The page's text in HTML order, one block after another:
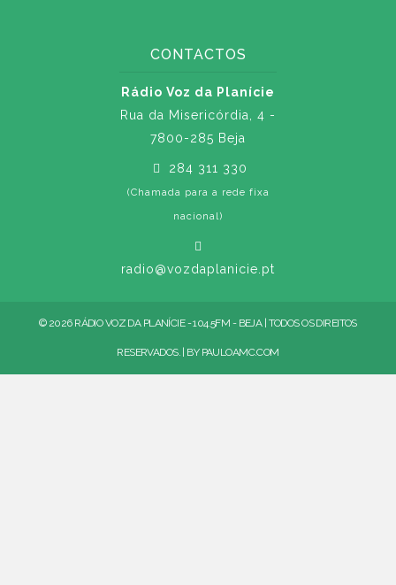
CONTACTOS
Rádio Voz da Planície
Rua da Misericórdia, 4 -
7800-285 Beja
284 311 330
(Chamada para a rede fixa
nacional)
radio@vozdaplanicie.pt
© 2026 RÁDIO VOZ DA PLANÍCIE - 104.5FM - BEJA | TODOS OS DIREITOS
RESERVADOS. | BY PAULOAMC.COM